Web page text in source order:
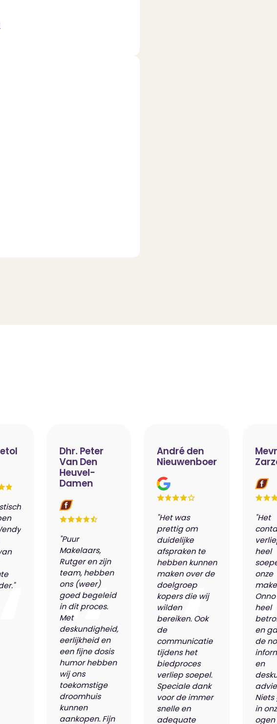
Dhr. Peter
Van Den
Heuvel-
Damen
"Puur
Makelaars,
Rutger en zijn
team, hebben
ons (weer)
goed begeleid
in dit proces.
Met
deskundigheid,
eerlijkheid en
een fijne dosis
humor hebben
wij ons
toekomstige
droomhuis
kunnen
aankopen. Fijn
André den
Nieuwenboer
"Het was
prettig om
duidelijke
afspraken te
hebben kunnen
maken over de
doelgroep
kopers die wij
wilden
bereiken. Ook
de
communicatie
tijdens het
biedproces
verliep soepel.
Speciale dank
voor de immer
snelle en
adequate
"Het
heel
onze
heel
en
de
en
in
ogen